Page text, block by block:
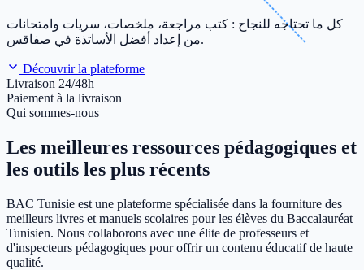
كل ما تحتاجه للنجاح : كتب مراجعة، ملخصات، سريات وامتحانات
من إعداد أفضل الأساتذة في صفاقس.
Découvrir la plateforme
Livraison 24/48h
Paiement à la livraison
Qui sommes-nous
Les meilleures ressources pédagogiques et
les outils les plus récents
BAC Tunisie est une plateforme spécialisée dans la fourniture des
meilleurs livres et manuels scolaires pour les élèves du Baccalauréat
Tunisien. Nous collaborons avec une élite de professeurs et
d'inspecteurs pédagogiques pour offrir un contenu éducatif de haute
qualité.